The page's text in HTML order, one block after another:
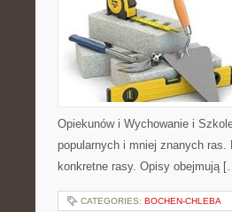
Opiekunów i Wychowanie i
popularnych i mniej znanych
konkretne rasy. Opisy obejmują
CATEGORIES: BOCHEN-CHLEBA